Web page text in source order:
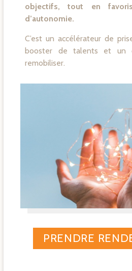
objectifs, tout en
d’autonomie.
C’est un accélérateur de
booster de talents et un
remobiliser.
PRENDRE